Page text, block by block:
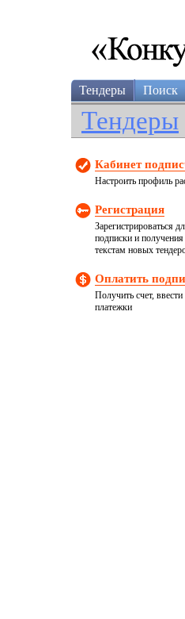
Тендеры Поиск
Тендеры
Кабинет
Настроить профиль
Регистрация
Зарегистрироваться
подписки и получения
текстам новых
Оплатить
Получить счет,
платежки